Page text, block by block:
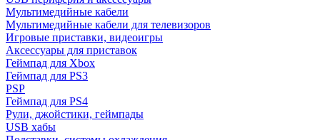
Мультимедийные кабели
Мультимедийные кабели для телевизоров
Игровые приставки, видеоигры
Аксессуары для приставок
Геймпад для Xbox
Геймпад для PS3
PSP
Геймпад для PS4
Рули, джойстики, геймпады
USB хабы